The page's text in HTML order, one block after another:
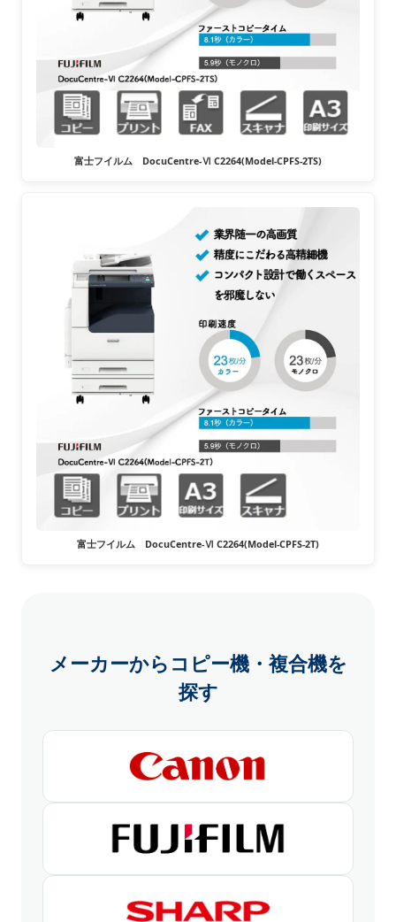
富士フイルム DocuCentre-Ⅵ C2264(Model-CPFS-2TS)
富士フイルム DocuCentre-Ⅵ C2264(Model-CPFS-2T)
メーカーからコピー機・複合機を
探す